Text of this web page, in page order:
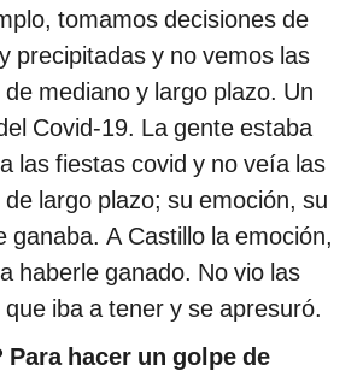
tomamos decisiones de
precipitadas y no vemos las
mediano y largo plazo. Un
Covid-19. La gente estaba
las fiestas covid y no veía las
largo plazo; su emoción, su
ganaba. A Castillo la emoción,
haberle ganado. No vio las
iba a tener y se apresuró.
hacer un golpe de